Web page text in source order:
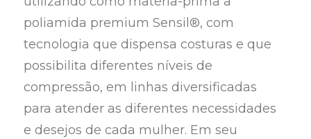
poliamida premium Sensil®️, com
tecnologia que dispensa costuras e que
possibilita diferentes níveis de
compressão, em linhas diversificadas
para atender as diferentes necessidades
e desejos de cada mulher. Em seu